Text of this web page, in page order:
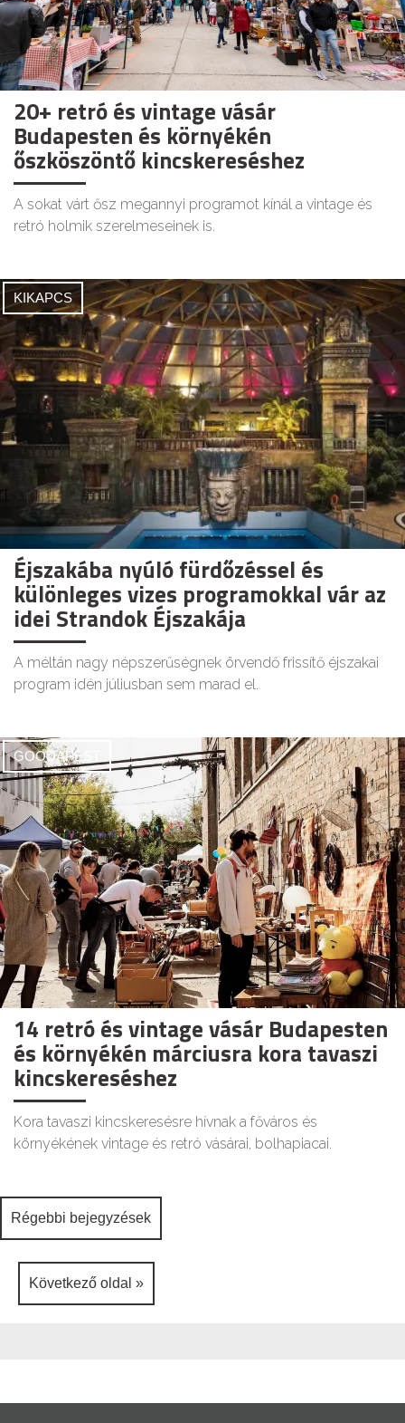
20+ retró és vintage vásár
Budapesten és környékén
őszköszöntő kincskereséshez
A sokat várt ősz megannyi programot kínál a vintage és
retró holmik szerelmeseinek is.
KIKAPCS
Éjszakába nyúló fürdőzéssel és
különleges vizes programokkal vár az
idei Strandok Éjszakája
A méltán nagy népszerűségnek örvendő frissítő éjszakai
program idén júliusban sem marad el.
GOODAPEST
14 retró és vintage vásár Budapesten
és környékén márciusra kora tavaszi
kincskereséshez
Kora tavaszi kincskeresésre hívnak a főváros és
környékének vintage és retró vásárai, bolhapiacai.
Bejegyzés
navigáció
Régebbi bejegyzések
Következő oldal »